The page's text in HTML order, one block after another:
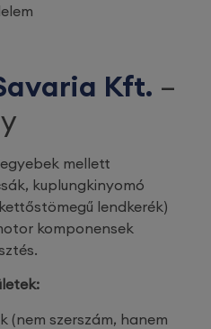
Kft. –
mellett
kuplungkinyomó
lendkerék)
komponensek
(nem szerszám, hanem